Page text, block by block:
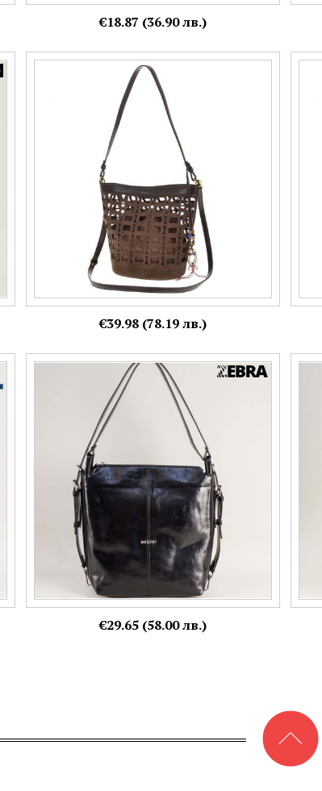
€18.87 (36.90 лв.)
Дизайнерска дамска чанта от колекцията
LAURA BIAGGI в кяфяв цвят с прорези
Още цветове:
€39.98 (78.19 лв.)
Модерна дамска чанта с една преграда в
черен цвят ch402lch
Още цветове:
€29.65 (58.00 лв.)